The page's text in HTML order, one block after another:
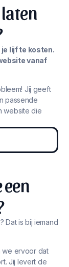
lijf te kosten.
vanaf
Jij geeft
passende
website die
Dat is bij iemand
we ervoor dat
Jij levert de